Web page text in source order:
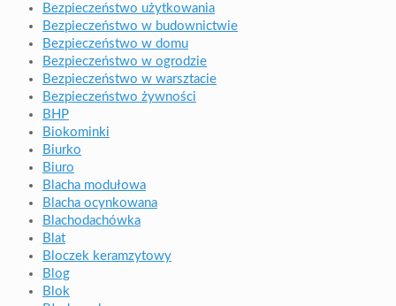
Bezpieczeństwo użytkowania
Bezpieczeństwo w budownictwie
Bezpieczeństwo w domu
Bezpieczeństwo w ogrodzie
Bezpieczeństwo w warsztacie
Bezpieczeństwo żywności
BHP
Biokominki
Biurko
Biuro
Blacha modułowa
Blacha ocynkowana
Blachodachówka
Blat
Bloczek keramzytowy
Blog
Blok